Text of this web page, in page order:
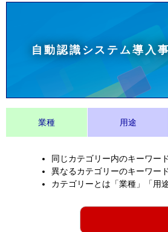
自動認識システム導入
業種 用途
同じカテゴリー内のキーワー
異なるカテゴリーのキーワー
カテゴリーとは「業種」「用